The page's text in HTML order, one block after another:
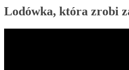
Lodówka, która zrobi